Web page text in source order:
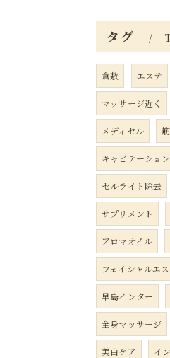
タグ
倉敷 エステ
マッサージ近く
メディセル
キャビテーション
セルライト除去
サプリメント
アロマオイル
フェイシャルエ
早島インター
全身マッサージ
美白ケア イ